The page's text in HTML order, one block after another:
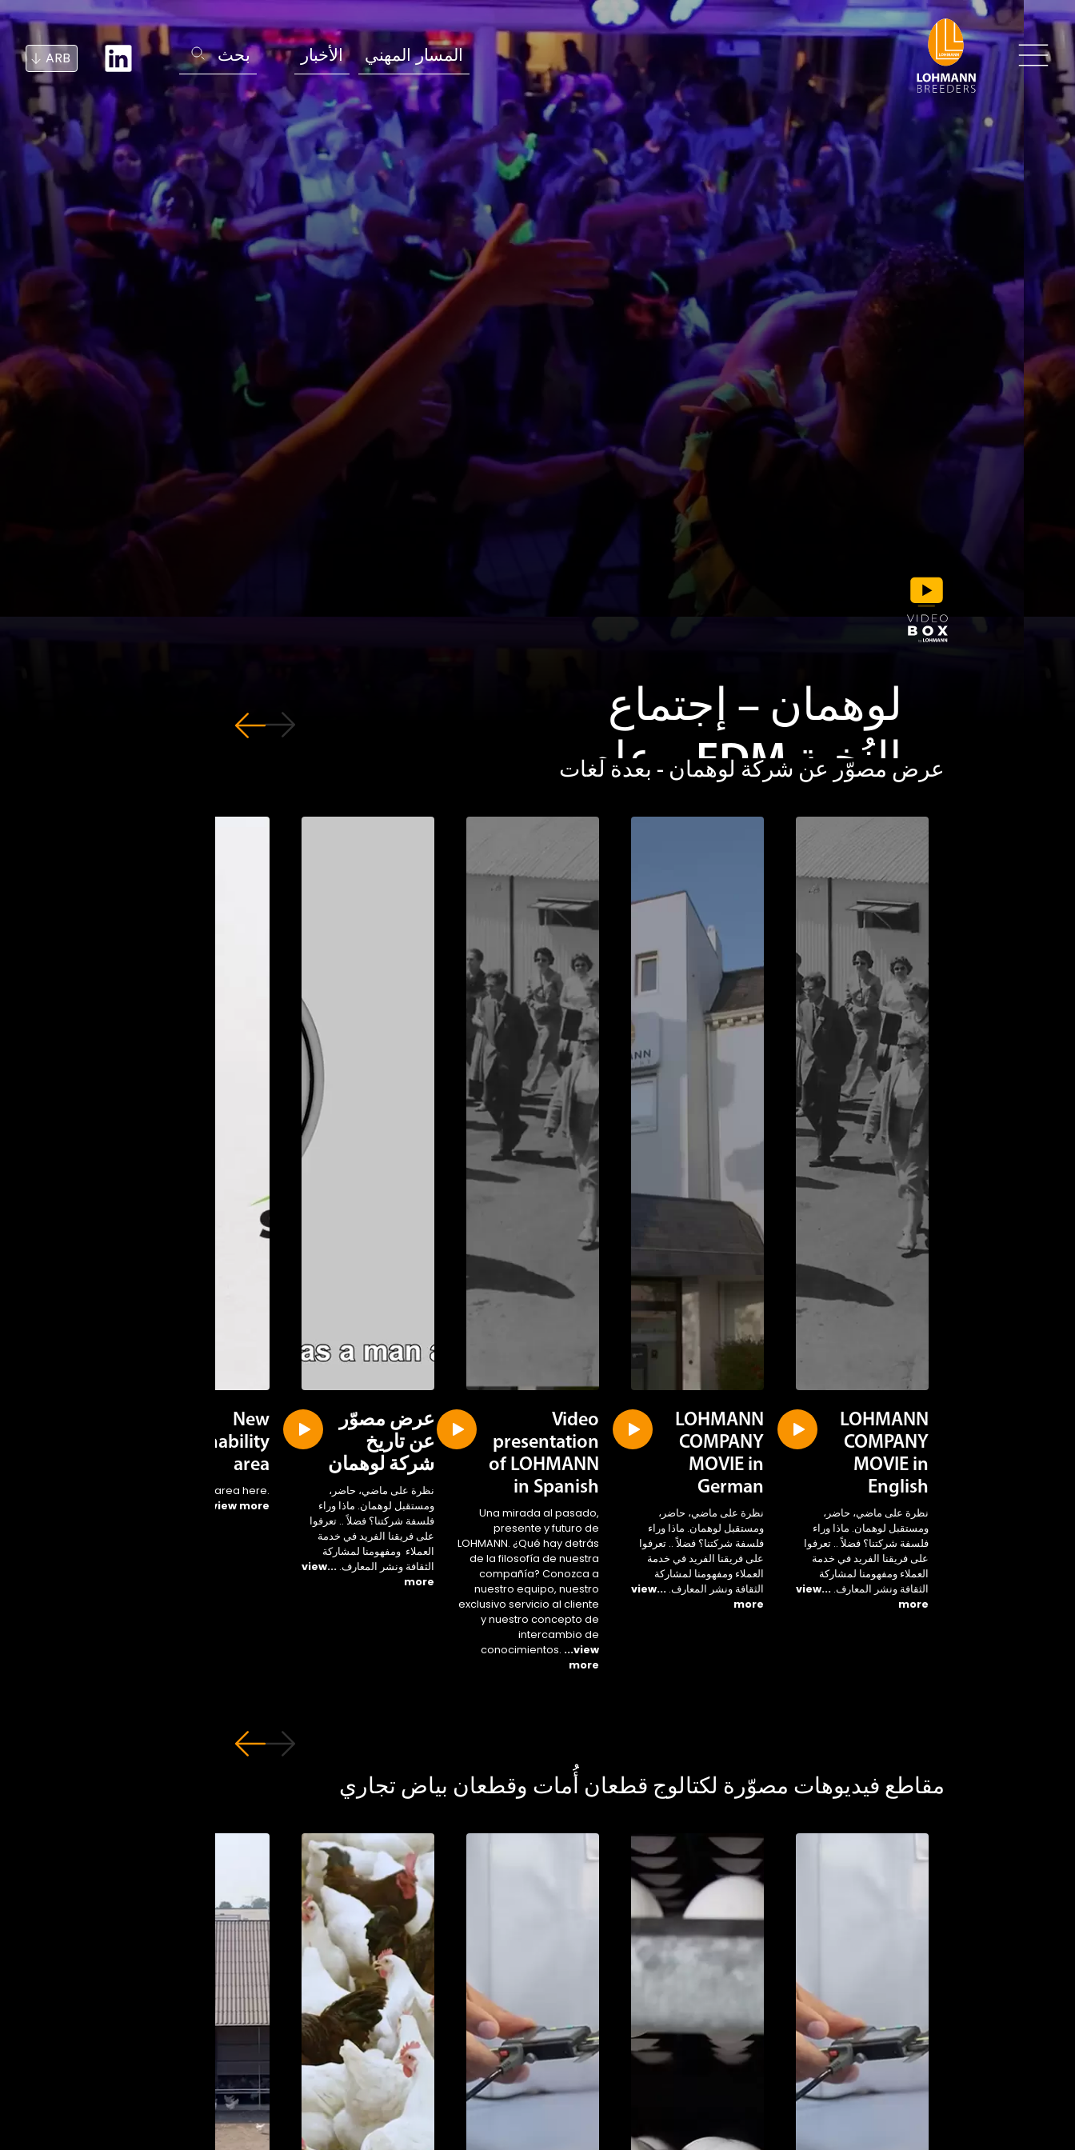
المسار المهني الأخبار بحث ARB
لوهمان – إجتماع
النُخبة FDM – عام
2018 رحلة بحرية
على البحر الأبيض
المتوسط (فيديو
كامل)
الإجتماع السادس والخمسون لنُخبة الموزعين – وسط
البحر. يُشاهد البحر الأبيض المتوسط ​​كخلفية تُبرهن عن
الخليط الثابت ببرنامج الترفيه الثقافي الإجتماعي
ممزوجاً مع المؤتمرات المُتخصصة.
معلومات إضافية
عرض مصوّر عن شركة لوهمان - بعدة لغات
LOHMANN
COMPANY
MOVIE in
English
نظرة على ماضي، حاضر،
ومستقبل لوهمان. ماذا وراء
فلسفة شركتنا؟ فضلاً .. تعرفوا
على فريقنا الفريد في خدمة
العملاء ومفهومنا لمشاركة
الثقافة ونشر المعارف.
...view
more
LOHMANN
COMPANY
MOVIE in
German
نظرة على ماضي، حاضر،
ومستقبل لوهمان. ماذا وراء
فلسفة شركتنا؟ فضلاً .. تعرفوا
على فريقنا الفريد في خدمة
العملاء ومفهومنا لمشاركة
الثقافة ونشر المعارف.
...view
more
Video
presentation
of LOHMANN
in Spanish
Una mirada al pasado,
presente y futuro de
LOHMANN. ¿Qué hay detrás
de la filosofía de nuestra
compañía? Conozca a
nuestro equipo, nuestro
exclusivo servicio al cliente
y nuestro concepto de
intercambio de
conocimientos. ...view
more
عرض مصوّر
عن تاريخ
شركة لوهمان
نظرة على ماضي، حاضر،
ومستقبل لوهمان. ماذا وراء
فلسفة شركتنا؟ فضلاً .. تعرفوا
على فريقنا الفريد في خدمة
العملاء ومفهومنا لمشاركة
الثقافة ونشر المعارف.
...view
more
New
Sustainability
area
Access the new area here.
...view more
مقاطع فيديوهات مصوّرة لكتالوج قطعان أُمات وقطعان بياض تجاري